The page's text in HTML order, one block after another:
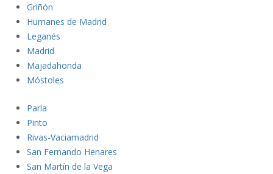
Griñón
Humanes de Madrid
Leganés
Madrid
Majadahonda
Móstoles
Parla
Pinto
Rivas-Vaciamadrid
San Fernando Henares
San Martín de la Vega